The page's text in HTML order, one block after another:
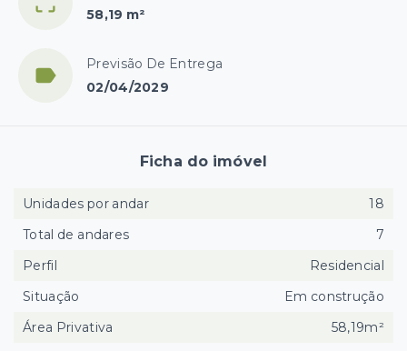
58,19 m²
Previsão De Entrega
02/04/2029
Ficha do imóvel
Unidades por andar
18
Total de andares
7
Perfil
Residencial
Situação
Em construção
Área Privativa
58,19m²